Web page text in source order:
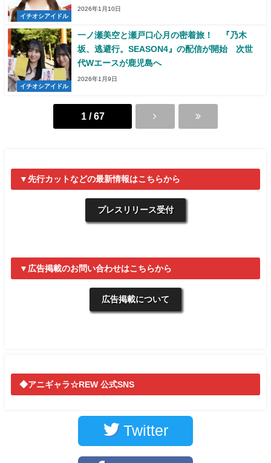
イチオシアイドル
2026年1月10日
イチオシアイドル
一ノ瀬美空と瀬戸口心月の密着旅！ 『乃木
坂、逃避行。SEASON4』の配信が開始 次世
代Wエースが鹿児島へ
2026年1月9日
1 / 67
▼先行カットなどの最新情報はこちらから
プレスリリース受付
▼広告掲載のお問い合わせはこちらから
広告掲載について
◆アニギャラ☆REW 公式SNS
Twitter